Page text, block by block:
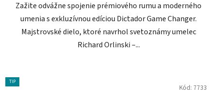
Zažite odvážne spojenie prémiového rumu a moderného
umenia s exkluzívnou edíciou Dictador Game Changer.
Majstrovské dielo, ktoré navrhol svetoznámy umelec
Richard Orlinski –...
TIP
Kód: 7733